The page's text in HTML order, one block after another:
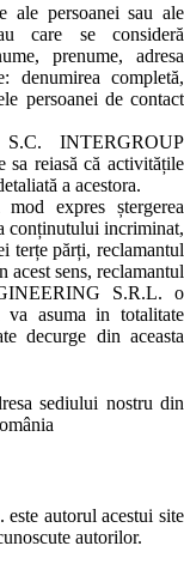
ale persoanei sau ale
care se consideră
prenume, adresa
denumirea completă,
persoanei de contact
INTERGROUP
reiasă că activitățile
a acestora.
expres ștergerea
conținutului incriminat,
terțe părți, reclamantul
sens, reclamantul
S.R.L. o
va asuma in totalitate
decurge din aceasta
sediului nostru din
autorul acestui site
autorilor.